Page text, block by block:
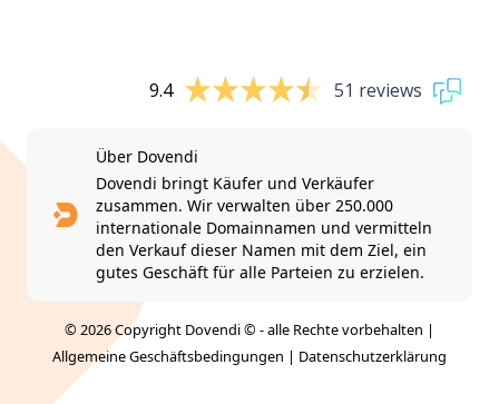
9.4 51 reviews
Über Dovendi
Dovendi bringt Käufer und Verkäufer
zusammen. Wir verwalten über 250.000
internationale Domainnamen und vermitteln
den Verkauf dieser Namen mit dem Ziel, ein
gutes Geschäft für alle Parteien zu erzielen.
© 2026 Copyright Dovendi © - alle Rechte vorbehalten |
Allgemeine Geschäftsbedingungen | Datenschutzerklärung